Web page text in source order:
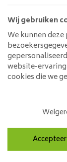
Geen
Mijn account
Categorieën
Volg ons
Wij gebruiken
We kunnen
website-
cookies die we